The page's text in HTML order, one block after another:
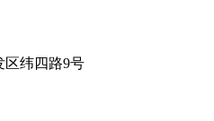
区纬四路9号